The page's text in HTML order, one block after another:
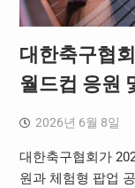
대한축구협
월드컵 응원
2026년 6월 8일
대한축구협회가
원과 체험형 팝업